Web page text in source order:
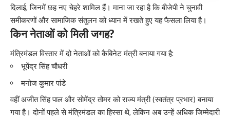
दिलाई, जिनमें छह नए चेहरे शामिल हैं। माना जा रहा है कि बीजेपी ने चुनावी
समीकरणों और सामाजिक संतुलन को ध्यान में रखते हुए यह फैसला लिया है।
किन नेताओं को मिली जगह?
मंत्रिमंडल विस्तार में दो नेताओं को कैबिनेट मंत्री बनाया गया है:
भूपेंद्र सिंह चौधरी
मनोज कुमार पांडे
वहीं अजीत सिंह पाल और सोमेंद्र तोमर को राज्य मंत्री (स्वतंत्र प्रभार) बनाया
गया है। दोनों पहले से मंत्रिमंडल का हिस्सा थे, लेकिन अब उन्हें अधिक जिम्मेदारी